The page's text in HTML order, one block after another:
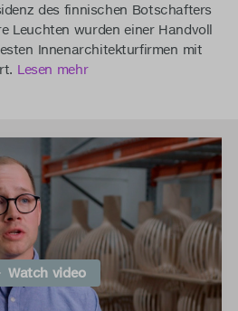
des finnischen Botschafters
Leuchten wurden einer Handvoll
Innenarchitekturfirmen mit
Lesen mehr
Watch video